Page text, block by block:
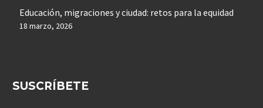
Educación, migraciones y ciudad: retos para la equidad
18 marzo, 2026
SUSCRÍBETE